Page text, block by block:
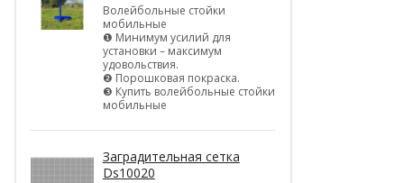
Волейбольные стойки
мобильные
❶ Минимум усилий для
установки – максимум
удовольствия.
❷ Порошковая покраска.
❸ Купить волейбольные стойки
мобильные
Заградительная сетка
Ds10020